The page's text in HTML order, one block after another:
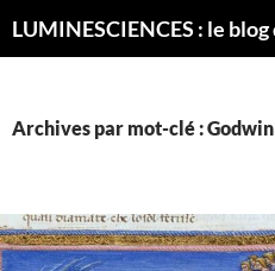
Archives par mot-clé : Godwin